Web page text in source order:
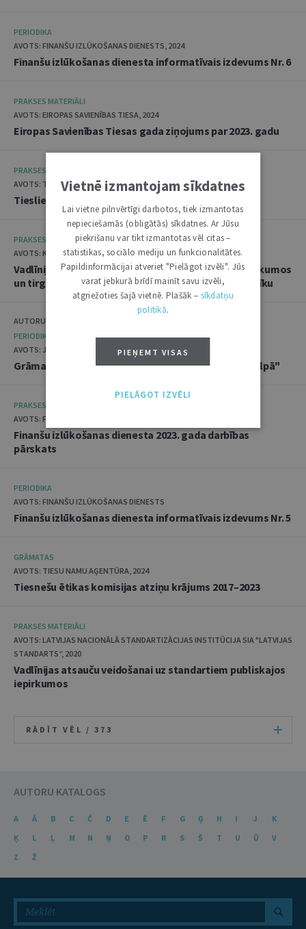
PERIODIKA
AVOTS: FINANŠU IZLŪKOŠANAS DIENESTS, 2024
Finanšu izlūkošanas dienesta informatīvais izdevums Nr. 6
PRAKSES MATERIĀLI
AVOTS: EIROPAS SAVIENĪBAS TIESA, 2024
Eiropas Savienības Tiesas gada ziņojums par 2023. gadu
PRAKSES MATERIĀLI
AVOTS: TIESLIETU PADOME, 2024
Tieslietu padomes 2023. gada pārskats
PRAKSES MATERIĀLI
AVOTS: KONKURENCES PADOME, 2024
Vadlīnijas par kopīgu piedāvājumu iesniegšanu iepirkumos
un tirgus dalībniekiem paredzētu pašnovērtējuma rīku
AUTORU KOLEKTĪVS
PERIODIKA
AVOTS: JURISTA VĀRDS, 2024
Grāmatžurnāls "Latvijas pirmie 20 gadi ES tiesību telpā"
PRAKSES MATERIĀLI
AVOTS: FINANŠU IZLŪKOŠANAS DIENESTS, 2024
Finanšu izlūkošanas dienesta 2023. gada darbības
pārskats
PERIODIKA
AVOTS: FINANŠU IZLŪKOŠANAS DIENESTS
Finanšu izlūkošanas dienesta informatīvais izdevums Nr. 5
GRĀMATAS
AVOTS: TIESU NAMU AĢENTŪRA, 2024
Tiesnešu ētikas komisijas atziņu krājums 2017–2023
PRAKSES MATERIĀLI
AVOTS: LATVIJAS NACIONĀLĀ STANDARTIZĀCIJAS INSTITŪCIJA SIA "LATVIJAS
STANDARTS”, 2020
Vadlīnijas atsauču veidošanai uz standartiem publiskajos
iepirkumos
RĀDĪT VĒL / 373
AUTORU KATALOGS
A Ā B C Č D E Ē F G Ģ H I J
K
Ķ
L Ļ M N Ņ O P R S Š T U Ū
V
Z
Ž
Vietnē izmantojam sīkdatnes
Lai vietne pilnvērtīgi darbotos, tiek izmantotas
nepieciešamās (obligātās) sīkdatnes. Ar Jūsu
piekrišanu var tikt izmantotas vēl citas –
statistikas, sociālo mediju un funkcionalitātes.
Papildinformācijai atveriet "Pielāgot izvēli". Jūs
varat jebkurā brīdī mainīt savu izvēli,
atgriežoties šajā vietnē. Plašāk – sīkdatņu
politikā.
PIEŅEMT VISAS
PIELĀGOT IZVĒLI